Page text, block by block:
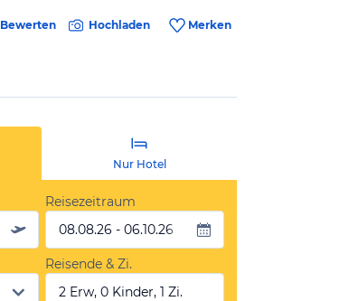
Bewerten Hochladen Merken
Nur Hotel
Reisezeitraum
08.08.26 - 06.10.26
Reisende & Zi.
2 Erw, 0 Kinder, 1 Zi.